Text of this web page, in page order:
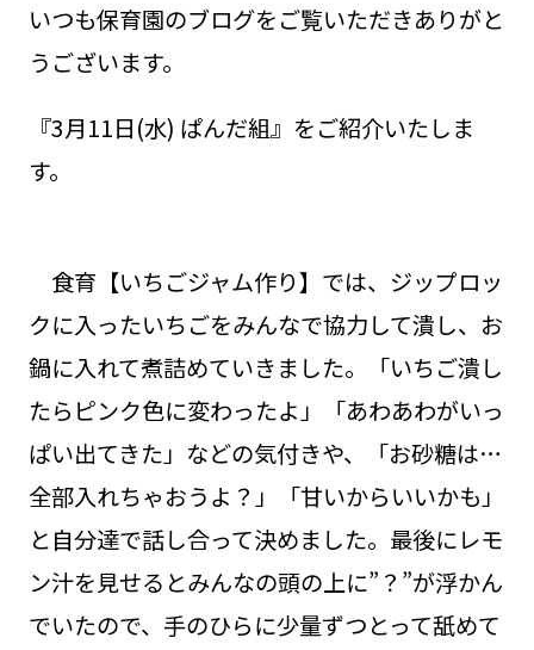
いつも保育園のブログをご覧いただきありがと
うございます。
『3月11日(水) ぱんだ組』をご紹介いたしま
す。
食育【いちごジャム作り】では、ジップロッ
クに入ったいちごをみんなで協力して潰し、お
鍋に入れて煮詰めていきました。「いちご潰し
たらピンク色に変わったよ」「あわあわがいっ
ぱい出てきた」などの気付きや、「お砂糖は…
全部入れちゃおうよ？」「甘いからいいかも」
と自分達で話し合って決めました。最後にレモ
ン汁を見せるとみんなの頭の上に”？”が浮かん
でいたので、手のひらに少量ずつとって舐めて